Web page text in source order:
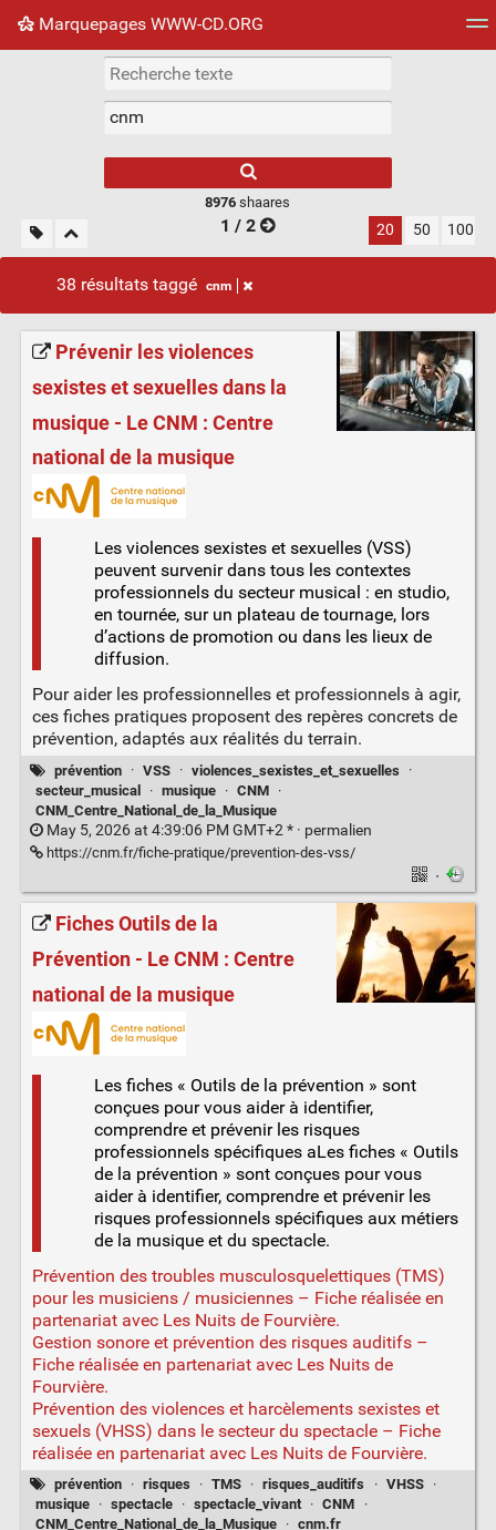
Marquepages WWW-CD.ORG
Nuage de tags Mur d'images
8976 shaares
1 / 2 20 50 100
38 résultats taggé cnm
Prévenir les violences
sexistes et sexuelles dans la
musique - Le CNM : Centre
national de la musique
Les violences sexistes et sexuelles (VSS)
peuvent survenir dans tous les contextes
professionnels du secteur musical : en studio,
en tournée, sur un plateau de tournage, lors
d’actions de promotion ou dans les lieux de
diffusion.
Pour aider les professionnelles et professionnels à agir,
ces fiches pratiques proposent des repères concrets de
prévention, adaptés aux réalités du terrain.
prévention · VSS · violences_sexistes_et_sexuelles
·
secteur_musical
· musique · CNM ·
CNM_Centre_National_de_la_Musique
May 5, 2026 at 4:39:06 PM GMT+2 * · permalien
https://cnm.fr/fiche-pratique/prevention-des-vss/
·
Fiches Outils de la
Prévention - Le CNM : Centre
national de la musique
Les fiches « Outils de la prévention » sont
conçues pour vous aider à identifier,
comprendre et prévenir les risques
professionnels spécifiques aLes fiches « Outils
de la prévention » sont conçues pour vous
aider à identifier, comprendre et prévenir les
risques professionnels spécifiques aux métiers
de la musique et du spectacle.
Prévention des troubles musculosquelettiques (TMS)
pour les musiciens / musiciennes – Fiche réalisée en
partenariat avec Les Nuits de Fourvière.
Gestion sonore et prévention des risques auditifs –
Fiche réalisée en partenariat avec Les Nuits de
Fourvière.
Prévention des violences et harcèlements sexistes et
sexuels (VHSS) dans le secteur du spectacle – Fiche
réalisée en partenariat avec Les Nuits de Fourvière.
prévention · risques · TMS · risques_auditifs · VHSS
·
musique
· spectacle · spectacle_vivant · CNM
·
CNM_Centre_National_de_la_Musique
· cnm.fr